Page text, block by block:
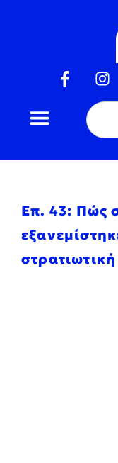
Επ. 43: Πώς